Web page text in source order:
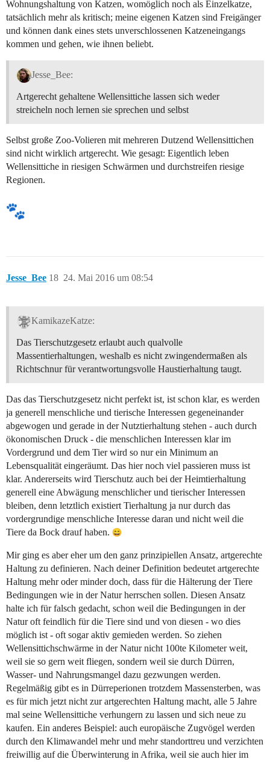
Wohnungshaltung von Katzen, womöglich noch als Einzelkatze,
tatsächlich mehr als kritisch; meine eigenen Katzen sind Freigänger
und können dank eines stets unverschlossenen Katzeneingangs
kommen und gehen, wie ihnen beliebt.
Jesse_Bee:
Artgerecht gehaltene Wellensittiche lassen sich weder
streicheln noch lernen sie sprechen und selbst
Selbst große Zoo-Volieren mit mehreren Dutzend Wellensittichen
sind nicht wirklich artgerecht. Wie gesagt: Eigentlich leben
Wellensittiche in riesigen Schwärmen und durchstreifen riesige
Regionen.
Jesse_Bee 24. Mai 2016 um 08:54
18
KamikazeKatze:
Das Tierschutzgesetz erlaubt auch qualvolle
Massentierhaltungen, weshalb es nicht zwingendermaßen als
Richtschnur für verantwortungsvolle Haustierhaltung taugt.
Das das Tierschutzgesetz nicht perfekt ist, ist schon klar, es werden
ja generell menschliche und tierische Interessen gegeneinander
abgewogen und gerade in der Nutztierhaltung stehen - auch durch
ökonomischen Druck - die menschlichen Interessen klar im
Vordergrund und dem Tier wird so nur ein Minimum an
Lebensqualität eingeräumt. Das hier noch viel passieren muss ist
klar. Andererseits wird Tierschutz auch bei der Heimtierhaltung
generell eine Abwägung menschlicher und tierischer Interessen
bleiben, denn letztlich existiert Tierhaltung ja nur durch das
vordergrundige menschliche Interesse daran und nicht weil die
Tiere da Bock drauf haben.
Mir ging es aber eher um den ganz prinzipiellen Ansatz, artgerechte
Haltung zu definieren. Nach deiner Definition bedeutet artgerechte
Haltung mehr oder minder doch, dass für die Hälterung der Tiere
Bedingungen wie in der Natur herrschen sollen. Diesen Ansatz
halte ich für falsch gedacht, schon weil die Bedingungen in der
Natur oft feindlich für die Tiere sind und von diesen - wo dies
möglich ist - oft sogar aktiv gemieden werden. So ziehen
Wellensittichschwärme in der Natur nicht 100te Kilometer weit,
weil sie so gern weit fliegen, sondern weil sie durch Dürren,
Wasser- und Nahrungsmangel dazu gezwungen werden.
Regelmäßig gibt es in Dürreperionen trotzdem Massensterben, was
es für mich jetzt nicht zur artgerechten Haltung macht, alle 5 Jahre
mal seine Wellensittiche verhungern zu lassen und sich neue zu
kaufen. Ein anderes Beispiel: auch europäische Zugvögel werden
durch den Klimawandel mehr und mehr standorttreu und verzichten
freiwillig auf die Überwinterung in Afrika, weil sie auch hier im